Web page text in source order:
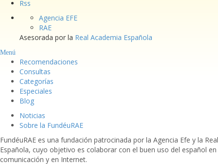
Rss
Agencia EFE
RAE
Asesorada por la Real Academia Española
Menú
Recomendaciones
Consultas
Categorías
Especiales
Blog
Noticias
Sobre la FundéuRAE
FundéuRAE es una fundación patrocinada por la Agencia Efe y la
Española, cuyo objetivo es colaborar con el buen uso del español
comunicación y en Internet.